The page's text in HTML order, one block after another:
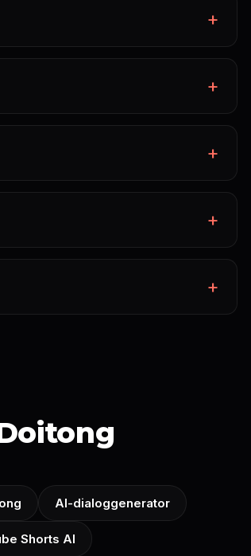
AI-dialoggenerator
Shorts AI